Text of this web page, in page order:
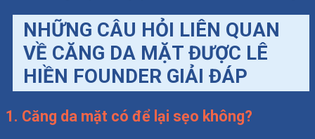
NHỮNG CÂU HỎI LIÊN QUAN
VỀ CĂNG DA MẶT ĐƯỢC LÊ
HIỀN FOUNDER GIẢI ĐÁP
1. Căng da mặt có để lại sẹo không?